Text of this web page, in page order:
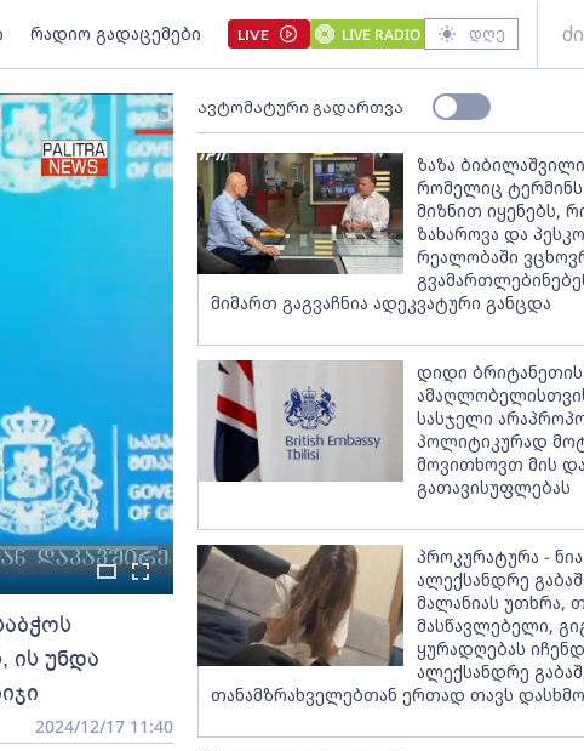
რადიო გადაცემები LIVE LIVE RADIO დღე
ის უნდა
2024/12/17 11:40
ავტომატური გადართვა
ზაზა
რომელიც ტერმინს
მიზნით იყენებს,
ზახაროვა და
რეალობაში
მიმართ გაგვაჩნია ადეკვატური განცდა
დიდი ბრიტანეთის
სასჯელი
პოლიტიკურად
მოვითხოვთ მის
გათავისუფლებას
პროკურატურა -
ალექსანდრე
მალანიას უთხრა,
მასწავლებელი,
ყურადღებას
ალექსანდრე
თანამზრახველებთან ერთად თავს